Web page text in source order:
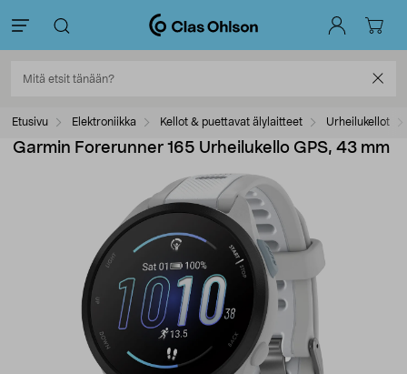
Etusivu Elektroniikka Kellot & puettavat älylaitteet Urheilukellot
Garmin Forerunner 165 Urheilukello GPS, 43 mm